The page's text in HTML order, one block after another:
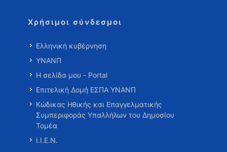
Χρήσιμοι σύνδεσμοι
Ελληνική κυβέρνηση
ΥΝΑΝΠ
Η σελίδα μου - Portal
Επιτελική Δομή ΕΣΠΑ ΥΝΑΝΠ
Κώδικας Ηθικής και Επαγγελματικής
Συμπεριφοράς Υπαλλήλων του Δημοσίου
Τομέα
Ι.Ι.Ε.Ν.